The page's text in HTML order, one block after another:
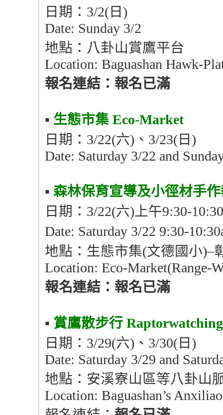
日期：3/2(日)
Date: Sunday 3/2
地點：八卦山賞鷹平台
Location: Baguashan Hawk-
報名連結：報名已滿
▪︎ 生態市集 Eco-Market
日期：3/22(六)、3/23(日)
Date: Saturday 3/22 and
▪︎ 森林保育宣導及小徑材手
日期：3/22(六)上午9:30-
Date: Saturday 3/22 9:30-
地點：生態市集(文德國小)–
Location: Eco-Market(Range-
報名連結： 報名已滿
▪︎ 賞鷹散步行
日期：3/29(六)、3/30(日)
Date: Saturday 3/29 and
地點：安溪寮山區等八卦山
Location: Baguashan’s